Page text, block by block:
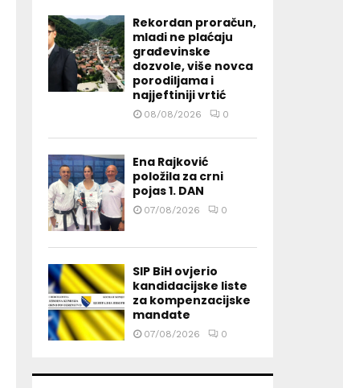
Rekordan proračun,
mladi ne plaćaju
građevinske
dozvole, više novca
porodiljama i
najjeftiniji vrtić
08/08/2026 0
Ena Rajković
položila za crni
pojas 1. DAN
07/08/2026 0
SIP BiH ovjerio
kandidacijske liste
za kompenzacijske
mandate
07/08/2026 0